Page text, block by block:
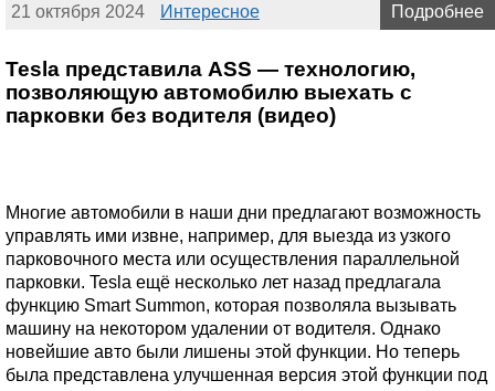
21 октября 2024 Интересное Подробнее
Tesla представила ASS — технологию,
позволяющую автомобилю выехать с
парковки без водителя (видео)
Многие автомобили в наши дни предлагают возможность
управлять ими извне, например, для выезда из узкого
парковочного места или осуществления параллельной
парковки. Tesla ещё несколько лет назад предлагала
функцию Smart Summon, которая позволяла вызывать
машину на некотором удалении от водителя. Однако
новейшие авто были лишены этой функции. Но теперь
была представлена улучшенная версия этой функции под